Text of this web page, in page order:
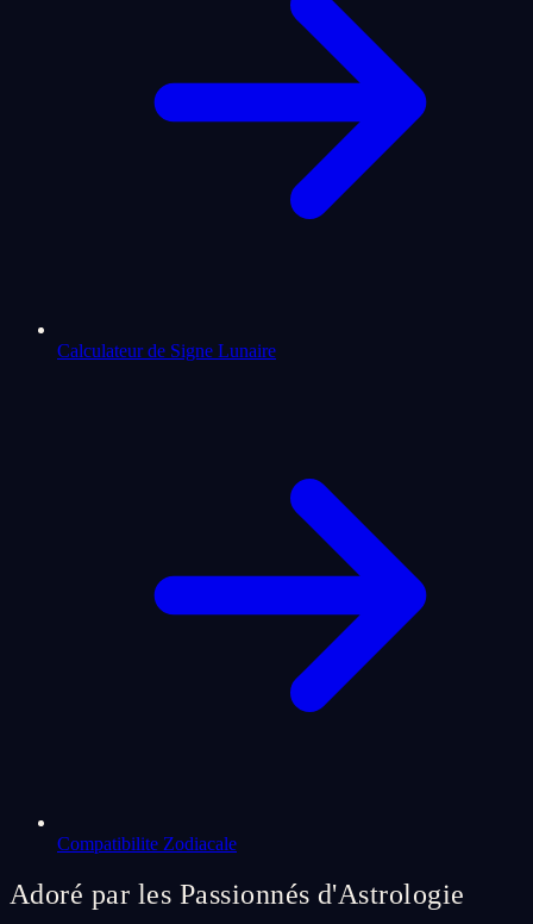
Calculateur de Signe Lunaire
Compatibilite Zodiacale
Adoré par les Passionnés d'Astrologie